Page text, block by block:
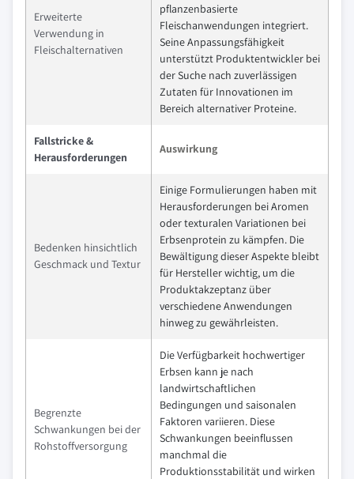
Erweiterte
Verwendung in
Fleischalternativen
pflanzenbasierte
Fleischanwendungen integriert.
Seine Anpassungsfähigkeit
unterstützt Produktentwickler bei
der Suche nach zuverlässigen
Zutaten für Innovationen im
Bereich alternativer Proteine.
Fallstricke &
Herausforderungen
Auswirkung
Bedenken hinsichtlich
Geschmack und Textur
Einige Formulierungen haben mit
Herausforderungen bei Aromen
oder texturalen Variationen bei
Erbsenprotein zu kämpfen. Die
Bewältigung dieser Aspekte bleibt
für Hersteller wichtig, um die
Produktakzeptanz über
verschiedene Anwendungen
hinweg zu gewährleisten.
Begrenzte
Schwankungen bei der
Rohstoffversorgung
Die Verfügbarkeit hochwertiger
Erbsen kann je nach
landwirtschaftlichen
Bedingungen und saisonalen
Faktoren variieren. Diese
Schwankungen beeinflussen
manchmal die
Produktionsstabilität und wirken